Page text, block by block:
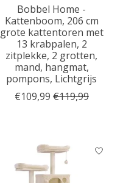
Bobbel Home -
Kattenboom, 206 cm
grote kattentoren met
13 krabpalen, 2
zitplekke, 2 grotten,
mand, hangmat,
pompons, Lichtgrijs
€109,99 €119,99